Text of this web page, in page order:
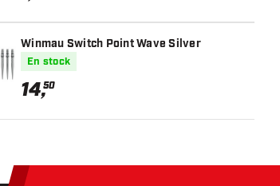
Winmau Switch Point Wave Silver
En stock
14,50